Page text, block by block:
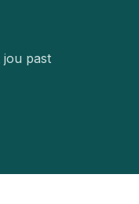
jou past